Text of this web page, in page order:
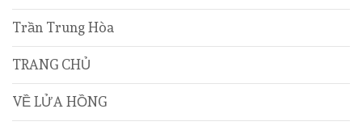
Trần Trung Hòa
TRANG CHỦ
VỀ LỬA HỒNG